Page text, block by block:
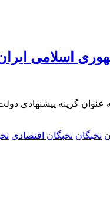
اسلامی
گزینه پیشنهادی
نخبگان نخبگان اقتصادی